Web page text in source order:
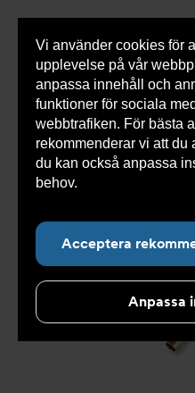
Vi använder cookies för
upplevelse på vår
anpassa innehåll och
funktioner för sociala
webbtrafiken. För bästa
rekommenderar vi att du
du kan också anpassa
behov.
Acceptera
Anpassa
Du
här:
Armatec > Produkter >
OXY
> Slang OXY AT 5745-
5745-W44333335